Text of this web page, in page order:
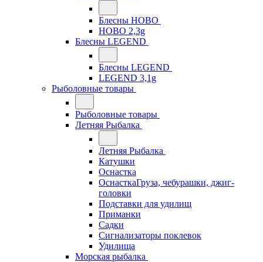
Блесны HOBO
HOBO 2,3g
Блесны LEGEND
Блесны LEGEND
LEGEND 3,1g
Рыболовные товары
Рыболовные товары
Летняя Рыбалка
Летняя Рыбалка
Катушки
Оснастка
ОснасткаГруза, чебурашки, джиг-
головки
Подставки для удилищ
Приманки
Садки
Сигнализаторы поклевок
Удилища
Морская рыбалка